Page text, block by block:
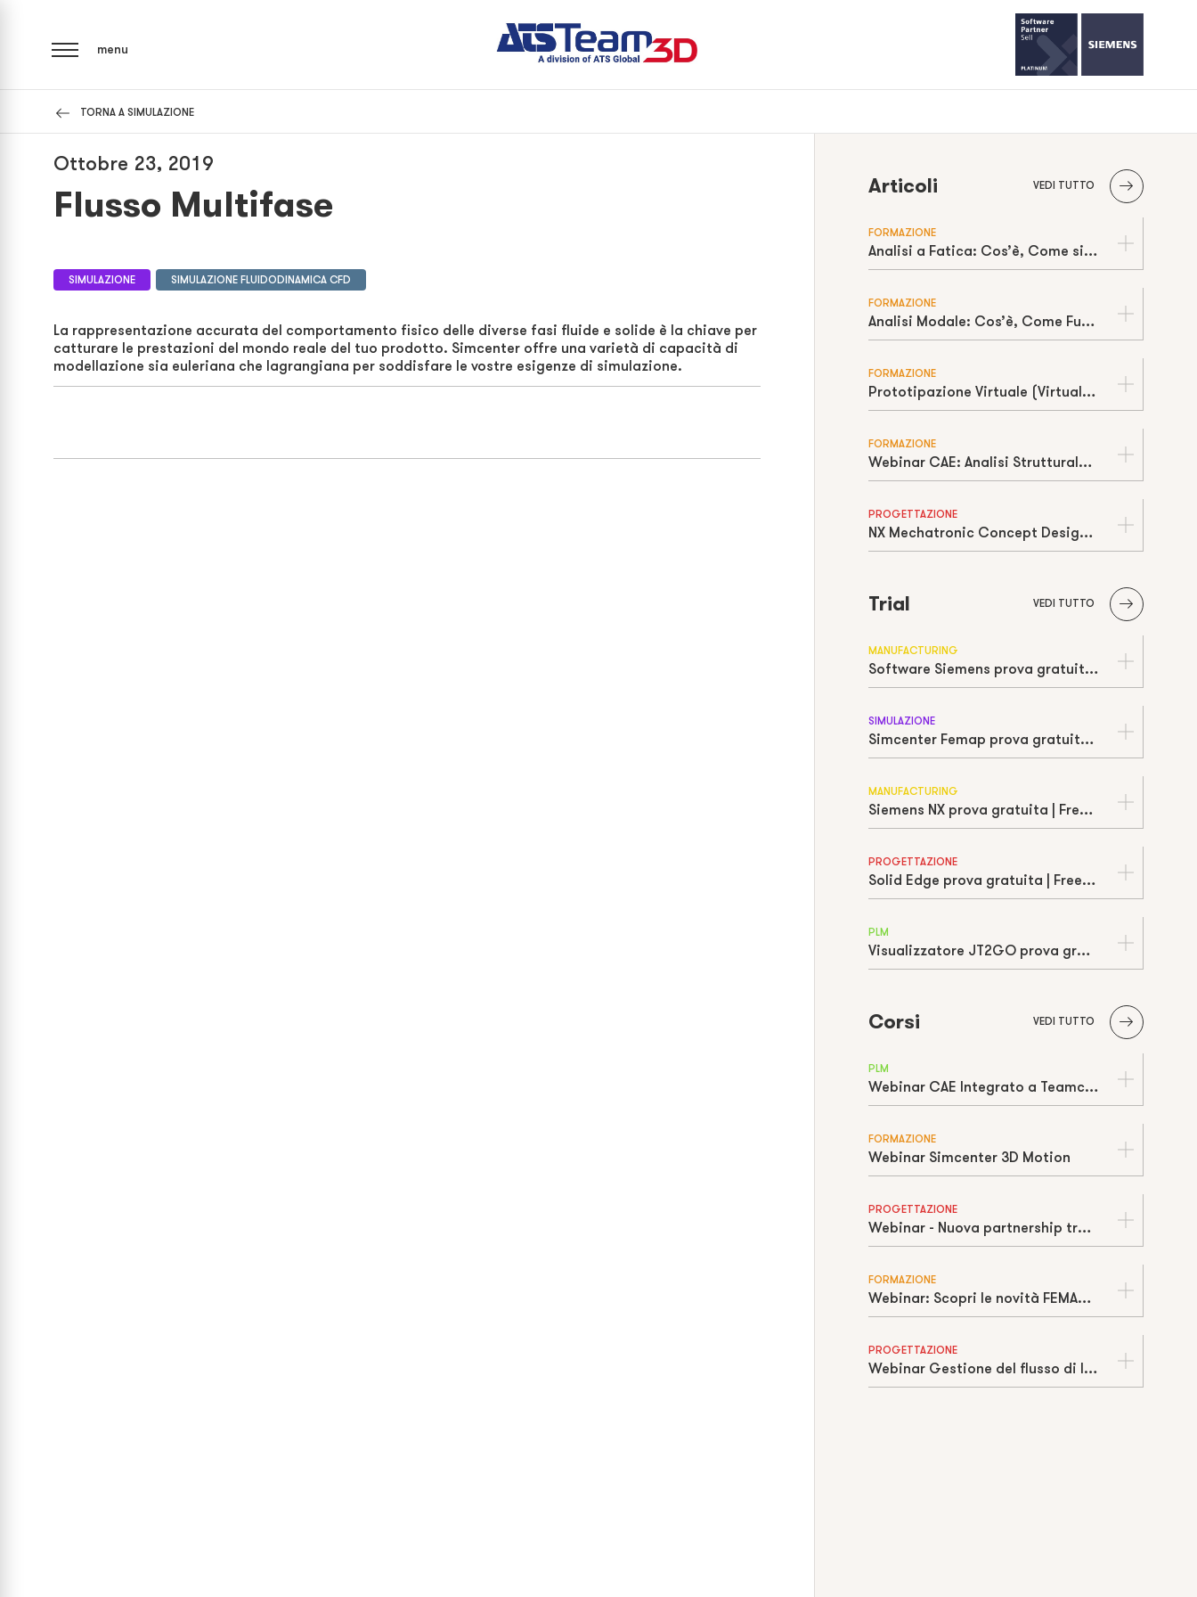
menu
TORNA A SIMULAZIONE
Ottobre 23, 2019
Flusso Multifase
SIMULAZIONE SIMULAZIONE FLUIDODINAMICA CFD
La rappresentazione accurata del comportamento fisico delle diverse fasi fluide e solide è la chiave per
catturare le prestazioni del mondo reale del tuo prodotto. Simcenter offre una varietà di capacità di
modellazione sia euleriana che lagrangiana per soddisfare le vostre esigenze di simulazione.
Articoli VEDI TUTTO
FORMAZIONE
Analisi a Fatica: Cos’è, Come si Calcola e Come Stimare la Vita a Cicli
FORMAZIONE
Analisi Modale: Cos’è, Come Funziona e Come Prevenire la Risonanza
FORMAZIONE
Prototipazione Virtuale (Virtual Prototyping): Cos’è, Come Funziona e Perché Riduce Tempi e Costi
FORMAZIONE
Webinar CAE: Analisi Strutturale Non Lineare con Siemens Nastran
PROGETTAZIONE
NX Mechatronic Concept Design (MCD)
Trial VEDI TUTTO
MANUFACTURING
Software Siemens prova gratuita | Free trial
SIMULAZIONE
Simcenter Femap prova gratuita | Free trial
MANUFACTURING
Siemens NX prova gratuita | Free trial
PROGETTAZIONE
Solid Edge prova gratuita | Free trial
PLM
Visualizzatore JT2GO prova gratuita | Free trial
Corsi VEDI TUTTO
PLM
Webinar CAE Integrato a Teamcenter
FORMAZIONE
Webinar Simcenter 3D Motion
PROGETTAZIONE
Webinar - Nuova partnership tra Team3D e Cosmos Italia
FORMAZIONE
Webinar: Scopri le novità FEMAP e Simcenter 2021 con Cosmos Italia
PROGETTAZIONE
Webinar Gestione del flusso di lavoro: dal dato CAD all’officina